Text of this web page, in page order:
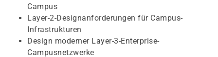
Campus
Layer-2-Designanforderungen für Campus-
Infrastrukturen
Design moderner Layer-3-Enterprise-
Campusnetzwerke